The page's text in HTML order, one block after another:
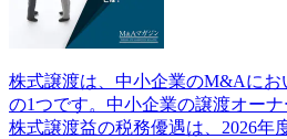
株式譲渡は、中小企業のM&Aに
の1つです。中小企業の譲渡オー
株式譲渡益の税務優遇は、2026年